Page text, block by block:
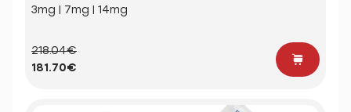
3mg | 7mg | 14mg
218.04€
181.70€